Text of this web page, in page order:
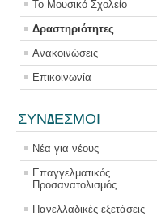
Το Μουσικό Σχολείο
Δραστηριότητες
Ανακοινώσεις
Επικοινωνία
ΣΥΝΔΕΣΜΟΙ
Νέα για νέους
Επαγγελματικός
Προσανατολισμός
Πανελλαδικές εξετάσεις